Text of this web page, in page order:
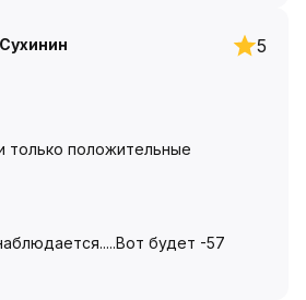
5
только положительные
будет -57